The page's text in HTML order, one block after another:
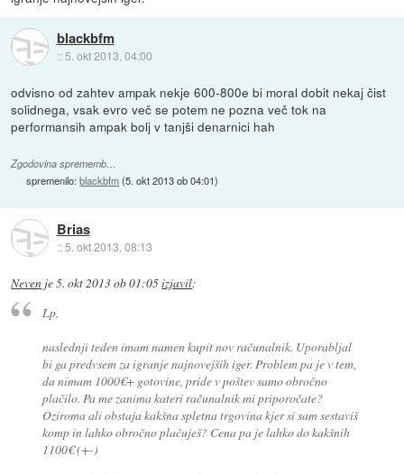
blackbfm
:: 5. okt 2013, 04:00
odvisno od zahtev ampak nekje 600-800e bi moral dobit nekaj čist
solidnega, vsak evro več se potem ne pozna več tok na
performansih ampak bolj v tanjši denarnici hah
Zgodovina sprememb…
spremenilo:blackbfm(5. okt 2013 ob 04:01)
Brias
::5. okt 2013, 08:13
Neven je5. okt 2013 ob 01:05izjavil:
Lp,
naslednji teden imam namen kupit nov računalnik. Uporabljal
bi ga predvsem za igranje najnovejših iger. Problem pa je v tem,
da nimam 1000€+ gotovine, pride v poštev samo obročno
plačilo. Pa me zanima kateri računalnik mi priporočate?
Oziroma ali obstaja kakšna spletna trgovina kjer si sam sestaviš
komp in lahko obročno plačuješ? Cena pa je lahko do kakšnih
1100€ (+-)